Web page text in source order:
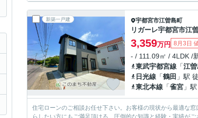
新築一戸建 宇都宮市江曽島町
リガーレ宇都宮市江
3,359万円 8月3日
- / 111.09㎡ / 4LDK /
東武宇都宮線 「江曽
日光線 「鶴田 」駅
東北本線 「雀宮 」
住宅ローンのご相談お任せ下さい。お客様の現状から最適な
らしたい方にもご満足頂ける、圧倒的な知識と経験・実績がご